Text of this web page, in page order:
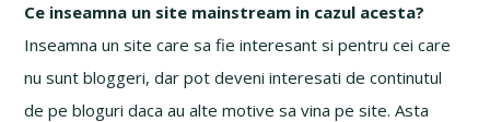
Ce inseamna un site mainstream in cazul acesta?
Inseamna un site care sa fie interesant si pentru cei care
nu sunt bloggeri, dar pot deveni interesati de continutul
de pe bloguri daca au alte motive sa vina pe site. Asta